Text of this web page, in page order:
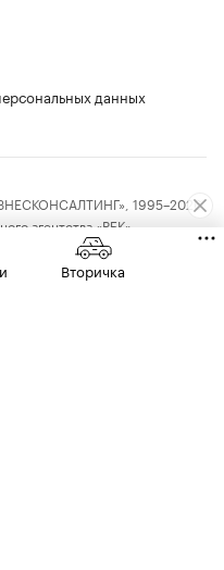
данных
1995–2026.
агентства «РБК»
массовой информации выдано
связи, информационных
Вторичка